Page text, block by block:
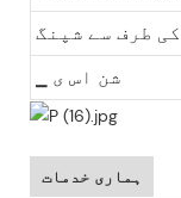
طرف سے شپنگ
▁ شن اس ی
ہماری خدمات